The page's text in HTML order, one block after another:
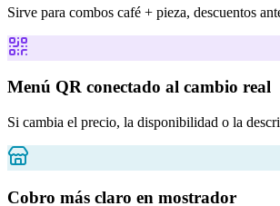
Sirve para combos café + pieza, descuentos
Menú QR conectado al cambio real
Si cambia el precio, la disponibilidad o la
Cobro más claro en mostrador